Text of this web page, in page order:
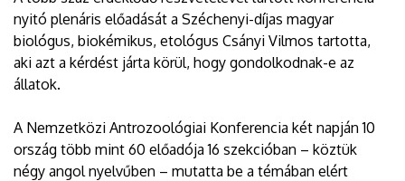
nyitó plenáris előadását a Széchenyi-díjas magyar
biológus, biokémikus, etológus Csányi Vilmos tartotta,
aki azt a kérdést járta körül, hogy gondolkodnak-e az
állatok.
A Nemzetközi Antrozoológiai Konferencia két napján 10
ország több mint 60 előadója 16 szekcióban – köztük
négy angol nyelvűben – mutatta be a témában elért